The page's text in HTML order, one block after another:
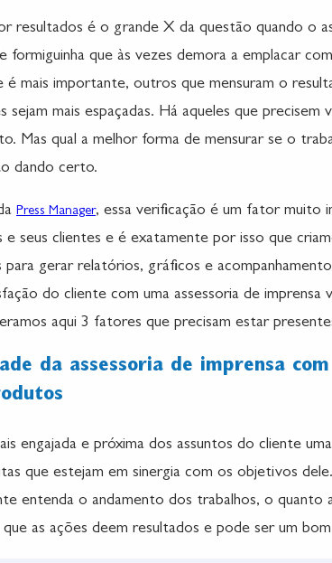
resultados é o grande X da questão quando o
formiguinha que às vezes demora a emplacar
é mais importante, outros que mensuram o
sejam mais espaçadas. Há aqueles que
Mas qual a melhor forma de mensurar se o
dando certo.
Press Manager, essa verificação é um fator muito
e seus clientes e é exatamente por isso que
para gerar relatórios, gráficos e
do cliente com uma assessoria de imprensa
aqui 3 fatores que precisam estar
da assessoria de imprensa
engajada e próxima dos assuntos do cliente
que estejam em sinergia com os objetivos
entenda o andamento dos trabalhos, o quanto
as ações deem resultados e pode ser um